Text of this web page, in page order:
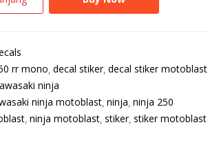
rr mono decal stiker decal stiker motoblast
ninja
ninja motoblast ninja ninja 250
ninja motoblast stiker stiker motoblast